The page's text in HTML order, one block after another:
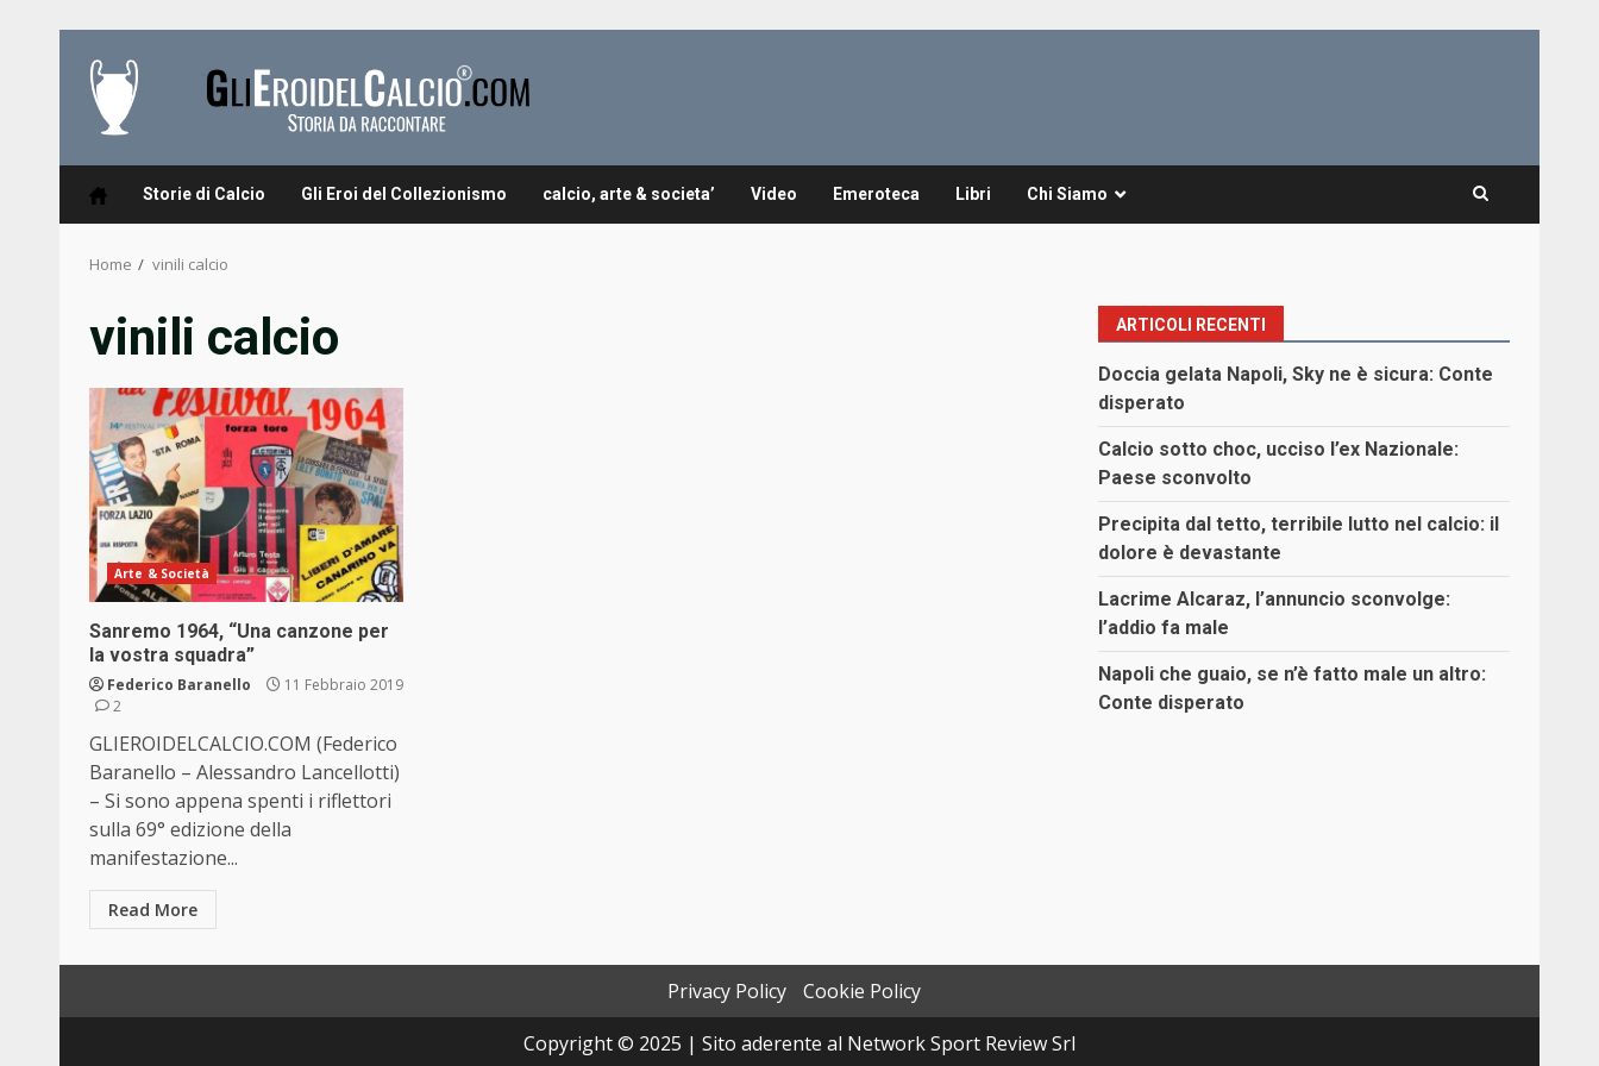
content
Storie di Calcio Gli Eroi del Collezionismo calcio, arte & societa’ Video Emeroteca Libri Chi Siamo
Home vinili calcio
vinili calcio
Arte & Società
Sanremo 1964, “Una canzone per
la vostra squadra”
Federico Baranello
11 Febbraio 2019
2
GLIEROIDELCALCIO.COM (Federico
Baranello – Alessandro Lancellotti)
– Si sono appena spenti i riflettori
sulla 69° edizione della
manifestazione...
Read More
ARTICOLI RECENTI
Doccia gelata Napoli, Sky ne è sicura: Conte
disperato
Calcio sotto choc, ucciso l’ex Nazionale:
Paese sconvolto
Precipita dal tetto, terribile lutto nel calcio: il
dolore è devastante
Lacrime Alcaraz, l’annuncio sconvolge:
l’addio fa male
Napoli che guaio, se n’è fatto male un altro:
Conte disperato
Privacy Policy
Cookie Policy
Copyright © 2025 | Sito aderente al Network Sport Review Srl